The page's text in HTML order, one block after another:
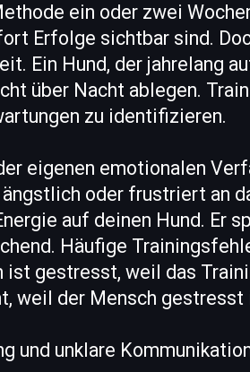
ein oder zwei
Erfolge sichtbar sind.
Ein Hund, der jahrelang
über Nacht ablegen.
zu identifizieren.
eigenen emotionalen
oder frustriert an
auf deinen Hund. Er
Häufige
ist gestresst, weil das
weil der Mensch gestresst
und unklare